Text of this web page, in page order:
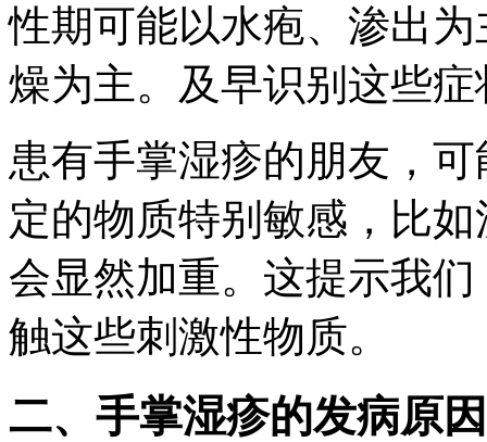
性期可能以水疱、渗出
燥为主。及早识别这些
患有手掌湿疹的朋友，
定的物质特别敏感，比
会显然加重。这提示我
触这些刺激性物质。
二、手掌湿疹的发病原因